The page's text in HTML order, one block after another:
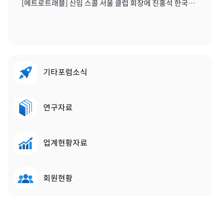
[메트로트래블] 신임 스콜 서울 클럽 회장에 진홍석 한국마이스융합리더스포럼회장 선출 | 2019.12.22
기타포럼소식
연구자료
업계현황자료
회원현황